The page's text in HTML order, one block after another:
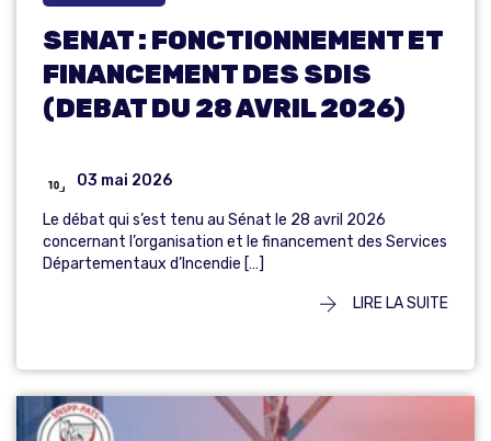
SENAT : FONCTIONNEMENT ET
FINANCEMENT DES SDIS
(DEBAT DU 28 AVRIL 2026)
03 mai 2026
Le débat qui s’est tenu au Sénat le 28 avril 2026
concernant l’organisation et le financement des Services
Départementaux d’Incendie […]
LIRE LA SUITE